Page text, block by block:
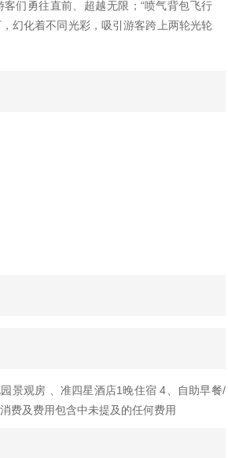
们勇往直前、超越无限；“喷气背包飞行
幻化着不同光彩，吸引游客跨上两轮光轮
景观房 、准四星酒店1晚住宿 4、自助早餐/
费及费用包含中未提及的任何费用